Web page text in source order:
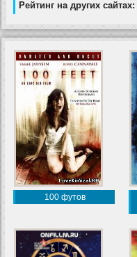
Рейтинг на других сайтах:
100 футов